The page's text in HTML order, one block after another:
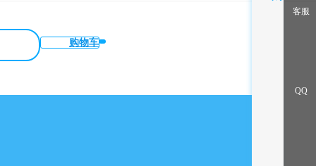
购物车
客服
QQ